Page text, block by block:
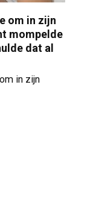
om in zijn
mompelde
dat al
in zijn